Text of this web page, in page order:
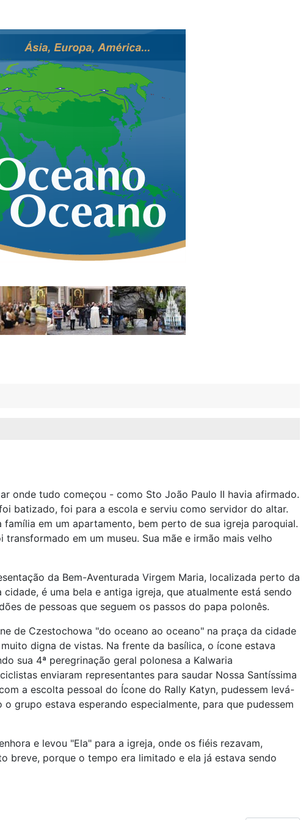
onde tudo começou - como Sto João Paulo II havia afirmado.
batizado, foi para a escola e serviu como servidor do altar.
família em um apartamento, bem perto de sua igreja paroquial.
transformado em um museu. Sua mãe e irmão mais velho
da Bem-Aventurada Virgem Maria, localizada perto da
é uma bela e antiga igreja, que atualmente está sendo
de pessoas que seguem os passos do papa polonês.
de Czestochowa "do oceano ao oceano" na praça da cidade
digna de vistas. Na frente da basílica, o ícone estava
sua 4ª peregrinação geral polonesa a Kalwaria
enviaram representantes para saudar Nossa Santíssima
a escolta pessoal do Ícone do Rally Katyn, pudessem levá-
grupo estava esperando especialmente, para que pudessem
e levou "Ela" para a igreja, onde os fiéis rezavam,
breve, porque o tempo era limitado e ela já estava sendo